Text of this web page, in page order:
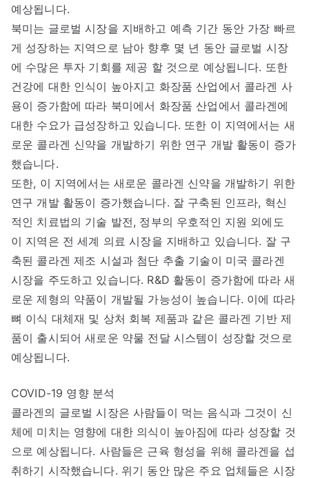
예상됩니다.
북미는 글로벌 시장을 지배하고 예측 기간 동안 가장 빠르
게 성장하는 지역으로 남아 향후 몇 년 동안 글로벌 시장
에 수많은 투자 기회를 제공 할 것으로 예상됩니다. 또한
건강에 대한 인식이 높아지고 화장품 산업에서 콜라겐 사
용이 증가함에 따라 북미에서 화장품 산업에서 콜라겐에
대한 수요가 급성장하고 있습니다. 또한 이 지역에서는 새
로운 콜라겐 신약을 개발하기 위한 연구 개발 활동이 증가
했습니다.
또한, 이 지역에서는 새로운 콜라겐 신약을 개발하기 위한
연구 개발 활동이 증가했습니다. 잘 구축된 인프라, 혁신
적인 치료법의 기술 발전, 정부의 우호적인 지원 외에도
이 지역은 전 세계 의료 시장을 지배하고 있습니다. 잘 구
축된 콜라겐 제조 시설과 첨단 추출 기술이 미국 콜라겐
시장을 주도하고 있습니다. R&D 활동이 증가함에 따라 새
로운 제형의 약품이 개발될 가능성이 높습니다. 이에 따라
뼈 이식 대체재 및 상처 회복 제품과 같은 콜라겐 기반 제
품이 출시되어 새로운 약물 전달 시스템이 성장할 것으로
예상됩니다.
COVID-19 영향 분석
콜라겐의 글로벌 시장은 사람들이 먹는 음식과 그것이 신
체에 미치는 영향에 대한 의식이 높아짐에 따라 성장할 것
으로 예상됩니다. 사람들은 근육 형성을 위해 콜라겐을 섭
취하기 시작했습니다. 위기 동안 많은 주요 업체들은 시장